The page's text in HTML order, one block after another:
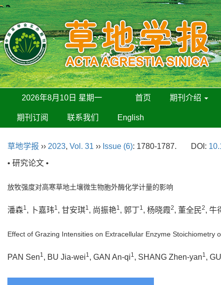
2026年8月10日 星期一 首页 期刊介绍
期刊订阅 联系我们 English
草地学报 ›› 2023, Vol. 31 ›› Issue (6): 1780-1787. DOI:
• 研究论文 •
放牧强度对高寒草地土壤微生物胞外酶化学计量的影响
潘森1, 卜嘉玮1, 甘安琪1, 尚振艳1, 郭丁1, 杨晓霞2, 董全民2, 牛
Effect of Grazing Intensities on Extracellular Enzyme Stoichiometry
PAN Sen1, BU Jia-wei1, GAN An-qi1, SHANG Zhen-yan1,